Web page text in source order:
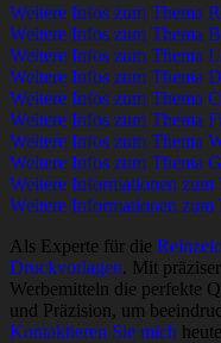
Weitere Infos zum Thema
Weitere Infos zum Thema
Weitere Infos zum Thema
Weitere Infos zum Thema
Weitere Infos zum Thema
Weitere Infos zum Thema
Weitere Infos zum Thema
Weitere Infos zum Thema
Weitere Informationen zum
Weitere Informationen zum
Als Experte für die
Druckvorlagen. Mit
Werbemitteln die perfekte
und Präzision, um
Kontaktieren Sie mich